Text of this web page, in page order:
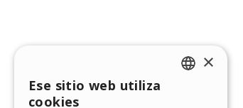
×
Ese sitio web utiliza
cookies